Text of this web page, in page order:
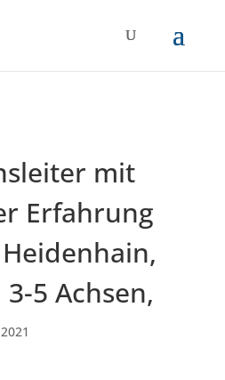
mit
Erfahrung
5 Achsen,